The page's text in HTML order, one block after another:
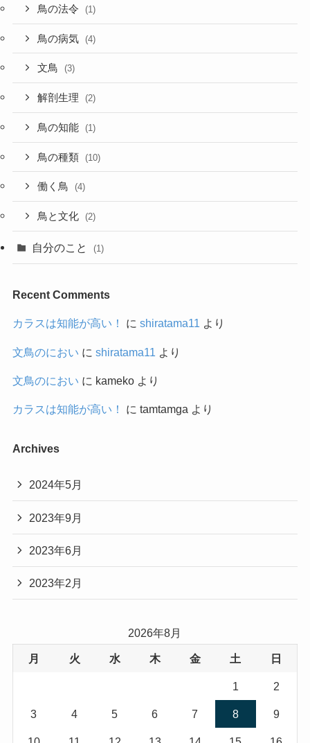
鳥の法令 (1)
鳥の病気 (4)
文鳥 (3)
解剖生理 (2)
鳥の知能 (1)
鳥の種類 (10)
働く鳥 (4)
鳥と文化 (2)
自分のこと (1)
Recent Comments
カラスは知能が高い！ に shiratama11 より
文鳥のにおい に shiratama11 より
文鳥のにおい に kamekoより
カラスは知能が高い！ に tamtamga より
Archives
2024年5月
2023年9月
2023年6月
2023年2月
2026年8月
月 火 水 木 金 土 日
1 2
3 4 5 6 7 8 9